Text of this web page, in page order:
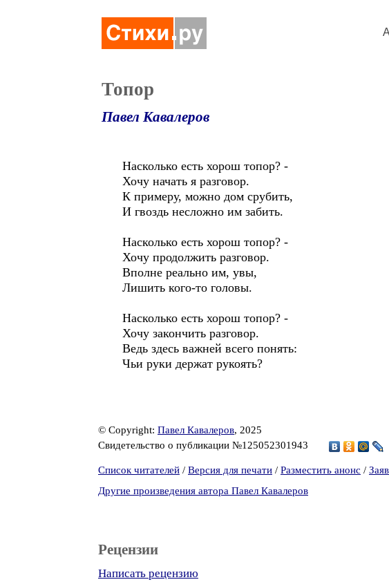
Топор
Павел Кавалеров
Насколько есть хорош топор? -
Хочу начать я разговор.
К примеру, можно дом срубить,
И гвоздь несложно им забить.
Насколько есть хорош топор? -
Хочу продолжить разговор.
Вполне реально им, увы,
Лишить кого-то головы.
Насколько есть хорош топор? -
Хочу закончить разговор.
Ведь здесь важней всего понять:
Чьи руки держат рукоять?
© Copyright: Павел Кавалеров, 2025
Свидетельство о публикации №125052301943
Список читателей / Версия для печати / Разместить анонс /
Другие произведения автора Павел Кавалеров
Рецензии
Написать рецензию